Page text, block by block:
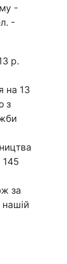
-
-
р.
на 13
з
145
за